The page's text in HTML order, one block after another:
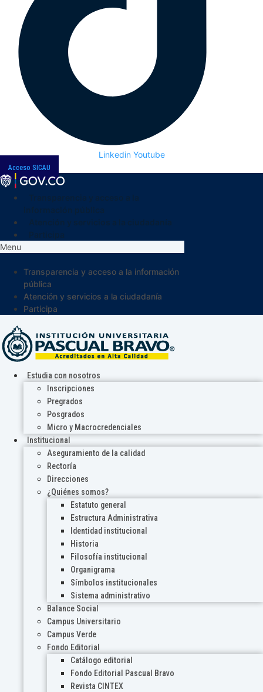
Linkedin Youtube
Acceso SICAU
Menu
Transparencia y acceso a la información
pública
Atención y servicios a la ciudadanía
Participa
Estudia con nosotros
Inscripciones
Pregrados
Posgrados
Micro y Macrocredenciales
Institucional
Aseguramiento de la calidad
Rectoría
Direcciones
¿Quiénes somos?
Estatuto general
Estructura Administrativa
Identidad institucional
Historia
Filosofía institucional
Organigrama
Símbolos institucionales
Sistema administrativo
Balance Social
Campus Universitario
Campus Verde
Fondo Editorial
Catálogo editorial
Fondo Editorial Pascual Bravo
Revista CINTEX